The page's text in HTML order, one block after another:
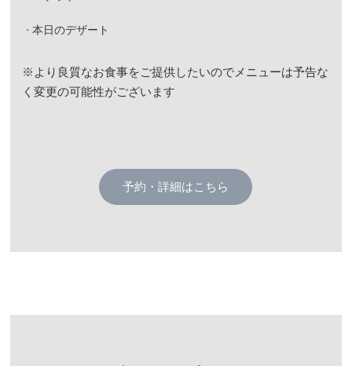
本日のデザート
※より良質なお食事をご提供したいのでメニューは予告な
く変更の可能性がございます
予約・詳細はこちら